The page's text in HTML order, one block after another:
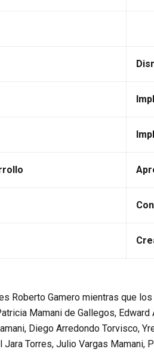
Roberto Gamero mientras que
Mamani de Gallegos,
Diego Arredondo Torvisco,
Torres, Julio Vargas Mamani,